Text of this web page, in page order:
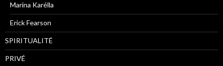
Marína Karélla
Erick Fearson
SPIRITUALITÉ
PRIVÉ